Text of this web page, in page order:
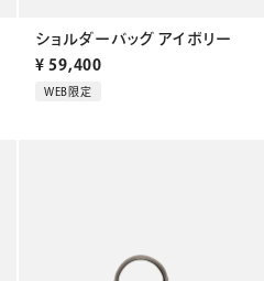
ショルダーバッグ アイボリー
¥ 59,400
WEB限定